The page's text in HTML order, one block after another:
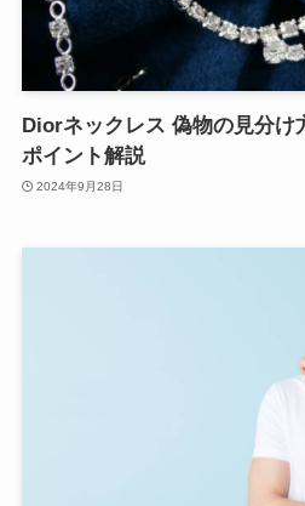
Diorネックレス 偽物の見分け
ポイント解説
2024年9月28日